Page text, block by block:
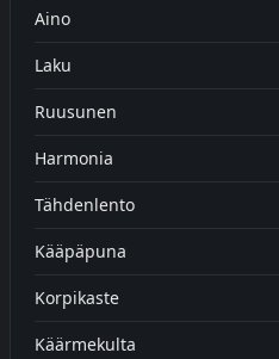
Aino
Laku
Ruusunen
Harmonia
Tähdenlento
Kääpäpuna
Korpikaste
Käärmekulta